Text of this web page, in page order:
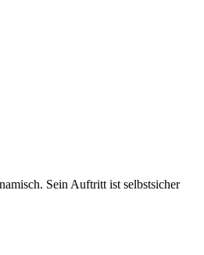
Sein Auftritt ist selbstsicher